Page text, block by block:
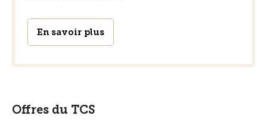
En savoir plus
Offres du TCS